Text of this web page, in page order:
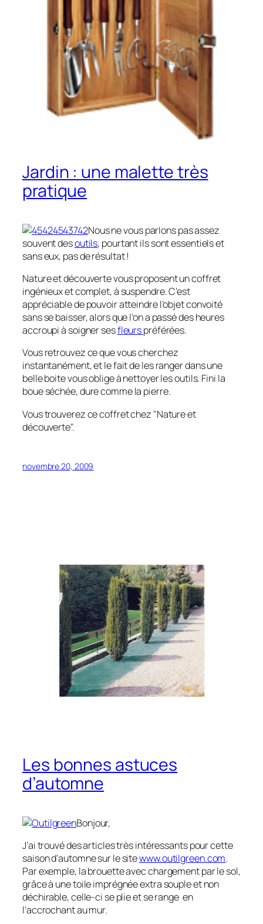
Jardin : une malette très
pratique
Nous ne vous parlons pas assez
souvent desoutils, pourtant ils sont essentiels et
sans eux, pas de résultat !
Nature et découverte vous proposent un coffret
ingénieux et complet, à suspendre. C’est
appréciable de pouvoir atteindre l’objet convoité
sans se baisser, alors que l’on a passé des heures
accroupi à soigner sesfleurspréférées.
Vous retrouvez ce que vous cherchez
instantanément, et le fait de les ranger dans une
belle boite vous oblige à nettoyer les outils. Fini la
boue séchée, dure comme la pierre.
Vous trouverez ce coffret chez "Nature et
découverte".
novembre 20, 2009
Les bonnes astuces
d’automne
Bonjour,
J’ai trouvé des articles très intéressants pour cette
saison d’automne sur le sitewww.outilgreen.com.
Par exemple, la brouette avec chargement par le sol,
grâce à une toile imprégnée extra souple et non
déchirable, celle-ci se plie et se range en
l’accrochant au mur.